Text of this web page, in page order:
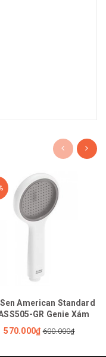
American Standard
GR Genie Xám
570.000₫ 600.000₫